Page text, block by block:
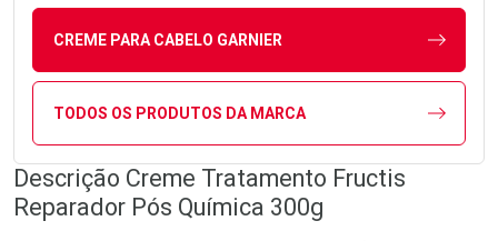
CREME PARA CABELO GARNIER
TODOS OS PRODUTOS DA MARCA
Descrição Creme Tratamento Fructis
Reparador Pós Química 300g